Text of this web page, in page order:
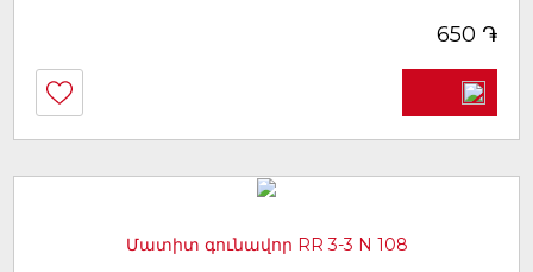
650 ֏
Մատիտ գունավոր RR 3-3 N 108